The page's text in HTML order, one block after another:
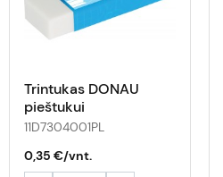
Trintukas DONAU
pieštukui
11D7304001PL
0,35 €/vnt.